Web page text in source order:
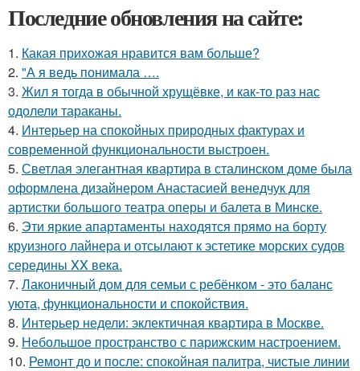
Последние обновления на сайте:
1. Какая прихожая нравится вам больше?
2. "А я ведь понимала ….
3. Жил я тогда в обычной хрущёвке, и как-то раз нас
одолели тараканы.
4. Интерьер на спокойных природных фактурах и
современной функциональности выстроен.
5. Светлая элегантная квартира в сталинском доме была
оформлена дизайнером Анастасией венедчук для
артистки большого театра оперы и балета в Минске.
6. Эти яркие апартаменты находятся прямо на борту
круизного лайнера и отсылают к эстетике морских судов
середины XX века.
7. Лаконичный дом для семьи с ребёнком - это баланс
уюта, функциональности и спокойствия.
8. Интерьер недели: эклектичная квартира в Москве.
9. Небольшое пространство с парижским настроением.
10. Ремонт до и после: спокойная палитра, чистые линии